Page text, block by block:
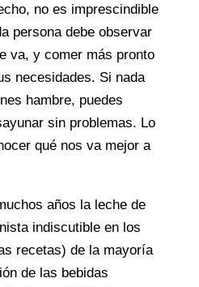
no es imprescindible
persona debe observar
va, y comer más pronto
necesidades. Si nada
hambre, puedes
sin problemas. Lo
qué nos va mejor a
años la leche de
indiscutible en los
recetas) de la mayoría
de las bebidas